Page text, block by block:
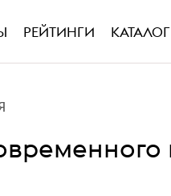
РЕЙТИНГИ